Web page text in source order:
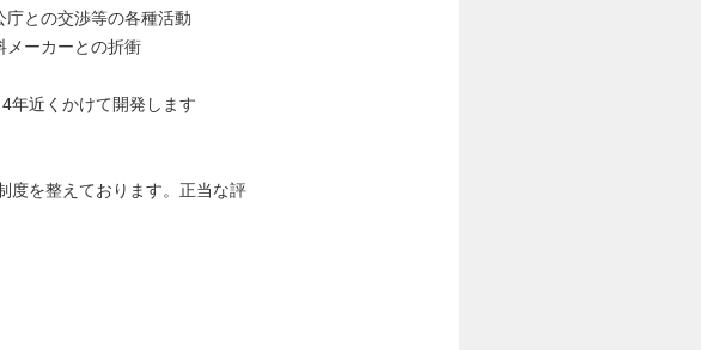
庁との交渉等の各種活動
メーカーとの折衝
年近くかけて開発します
度を整えております。正当な評